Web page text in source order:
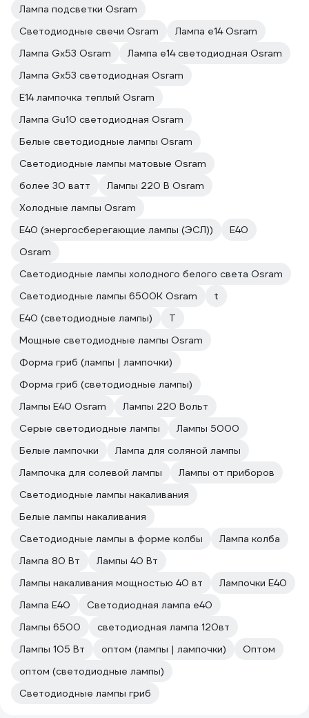
Лампа подсветки Osram
Светодиодные свечи Osram
Лампа е14 Osram
Лампа Gx53 Osram
Лампа е14 светодиодная Osram
Лампа Gx53 светодиодная Osram
E14 лампочка теплый Osram
Лампа Gu10 светодиодная Osram
Белые светодиодные лампы Osram
Светодиодные лампы матовые Osram
более 30 ватт
Лампы 220 В Osram
Холодные лампы Osram
E40 (энергосберегающие лампы (ЭСЛ))
Е40
Osram
Светодиодные лампы холодного белого света Osram
Светодиодные лампы 6500К Osram
t
E40 (светодиодные лампы)
T
Мощные светодиодные лампы Osram
Форма гриб (лампы | лампочки)
Форма гриб (светодиодные лампы)
Лампы Е40 Osram
Лампы 220 Вольт
Серые светодиодные лампы
Лампы 5000
Белые лампочки
Лампа для соляной лампы
Лампочка для солевой лампы
Лампы от приборов
Светодиодные лампы накаливания
Белые лампы накаливания
Светодиодные лампы в форме колбы
Лампа колба
Лампа 80 Вт
Лампы 40 Вт
Лампы накаливания мощностью 40 вт
Лампочки E40
Лампа E40
Светодиодная лампа е40
Лампы 6500
светодиодная лампа 120вт
Лампы 105 Вт
оптом (лампы | лампочки)
Оптом
оптом (светодиодные лампы)
Светодиодные лампы гриб